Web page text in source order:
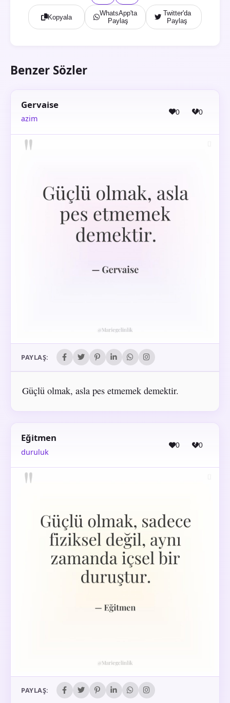
Kopyala
WhatsApp'ta
Paylaş
Twitter'da
Paylaş
Benzer Sözler
Gervaise
azim
0 0
PAYLAŞ:
Güçlü olmak, asla pes etmemek demektir.
Eğitmen
duruluk
0 0
PAYLAŞ: